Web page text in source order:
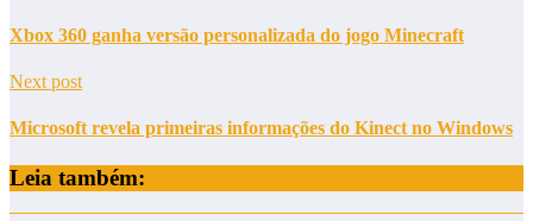
Xbox 360 ganha versão personalizada do jogo Minecraft
Next post
Microsoft revela primeiras informações do Kinect no Windows
Leia também: